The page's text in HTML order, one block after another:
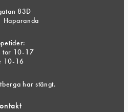
83D
Haparanda
tor 10-17
10-16
har stängt.